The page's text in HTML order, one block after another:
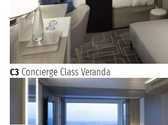
C3 Concierge Class Veranda